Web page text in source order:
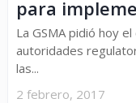
para
La GSMA pidió hoy
autoridades
las...
2 febrero, 2017